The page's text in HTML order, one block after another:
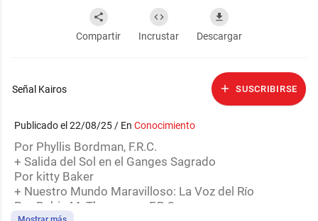
Compartir Incrustar Descargar
Señal Kairos SUSCRIBIRSE
Publicado el 22/08/25 / En Conocimiento
Por Phyllis Bordman, F.R.C.
+ Salida del Sol en el Ganges Sagrado
Por kitty Baker
+ Nuestro Mundo Maravilloso: La Voz del Río
Por Robin M. Thompson, F.R.C.